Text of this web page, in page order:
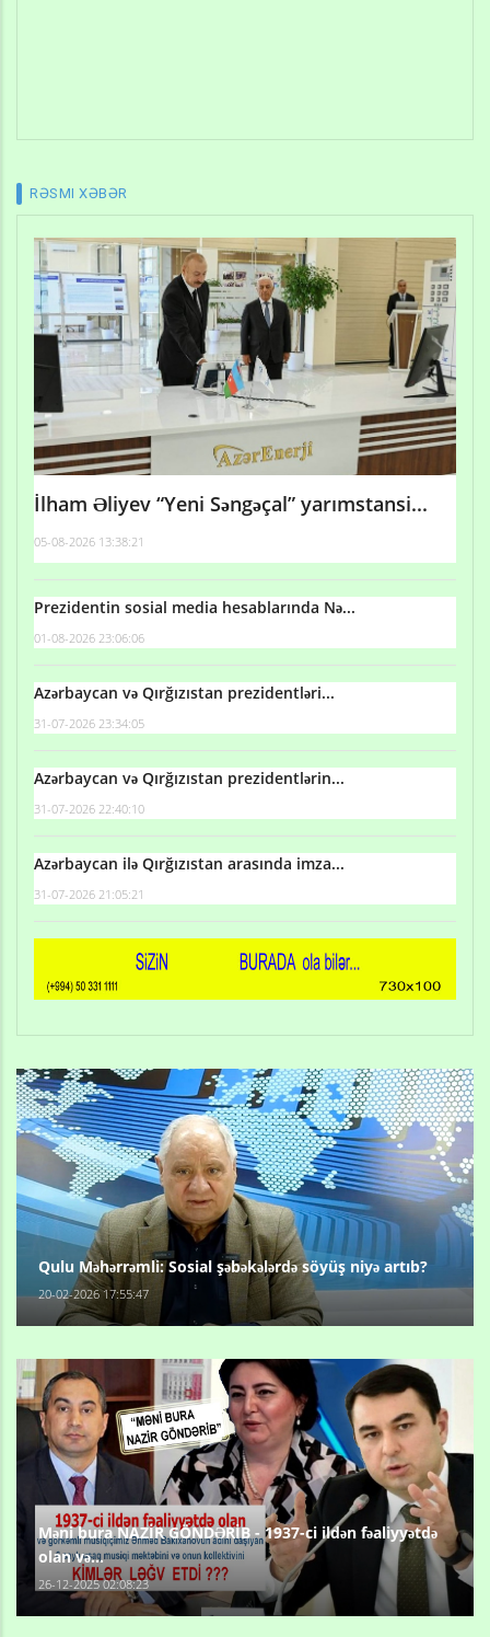
RƏSMI XƏBƏR
İlham Əliyev “Yeni Səngəçal” yarımstansi...
05-08-2026 13:38:21
Prezidentin sosial media hesablarında Nə...
01-08-2026 23:06:06
Azərbaycan və Qırğızıstan prezidentləri...
31-07-2026 23:34:05
Azərbaycan və Qırğızıstan prezidentlərin...
31-07-2026 22:40:10
Azərbaycan ilə Qırğızıstan arasında imza...
31-07-2026 21:05:21
Qulu Məhərrəmli: Sosial şəbəkələrdə söyüş niyə artıb?
20-02-2026 17:55:47
Məni bura NAZİR GÖNDƏRİB - 1937-ci ildən fəaliyyətdə
olan və...
26-12-2025 02:08:23